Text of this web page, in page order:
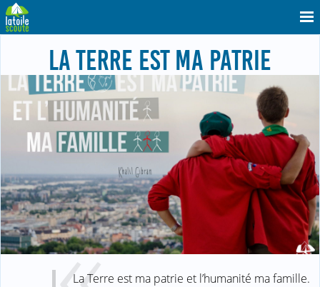
LA TERRE EST MA PATRIE
La Terre est ma patrie et l’humanité ma famille.